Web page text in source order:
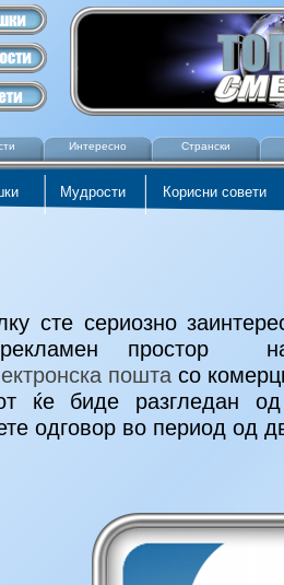
Интересно Странски
Мудрости Корисни совети
сте сериозно
простор
пошта со
ќе биде разгледан
одговор во период од